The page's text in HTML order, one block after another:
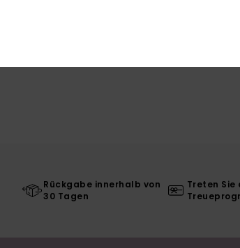
ARTIKEL
Rückgabe innerhalb von
30 Tagen
Treten Sie